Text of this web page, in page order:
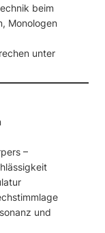
beim
Monologen
unter
–
und